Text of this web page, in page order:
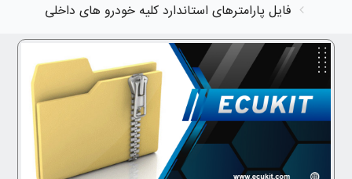
فایل پارامترهای استاندارد کلیه خودرو های داخلی